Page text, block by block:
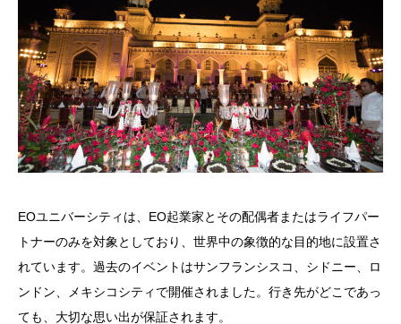
EOユニバーシティは、EO起業家とその配偶者またはライフパー
トナーのみを対象としており、世界中の象徴的な目的地に設置さ
れています。過去のイベントはサンフランシスコ、シドニー、ロ
ンドン、メキシコシティで開催されました。行き先がどこであっ
ても、大切な思い出が保証されます。